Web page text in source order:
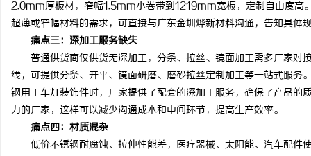
2.0mm厚板材，窄幅1.5mm小卷带到1219mm宽板，定制自由度高
超薄或窄幅材料的需求，可直接与广东金圳烨新材料沟通，告知具体
痛点三：深加工服务缺失
普通供货商仅供货无深加工，分条、拉丝、镜面加工需多厂家对
线，可提供分条、开平、镜面研磨、磨砂拉丝定制加工等一站式服
钢用于车灯装饰件时，厂家提供了配套的深加工服务，确保了产品的
力的厂家，这样可以减少沟通成本和中间环节，提高生产效率。
痛点四：材质混杂
低价不锈钢耐腐蚀、拉伸性能差，医疗器械、太阳能、汽车配件
武汉配眼镜 上海配眼镜